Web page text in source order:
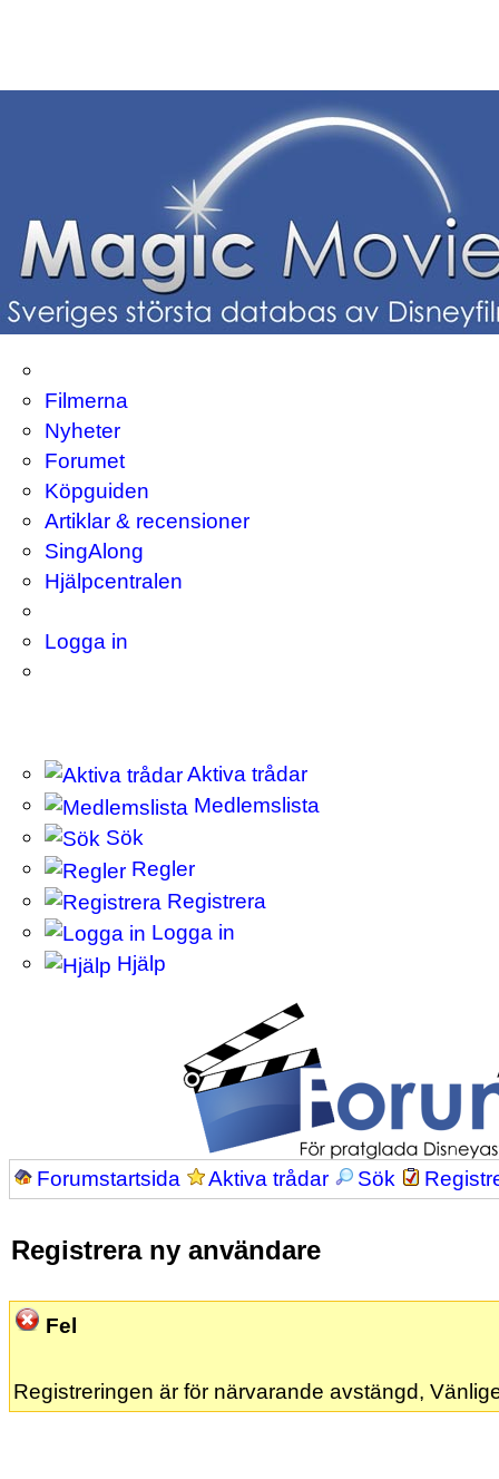
Filmerna
Nyheter
Forumet
Köpguiden
Artiklar & recensioner
SingAlong
Hjälpcentralen
Logga in
Aktiva trådar
Medlemslista
Sök
Regler
Registrera
Logga in
Hjälp
Forumstartsida Aktiva trådar Sök
Registrera ny användare
Fel
Registreringen är för närvarande avstängd,